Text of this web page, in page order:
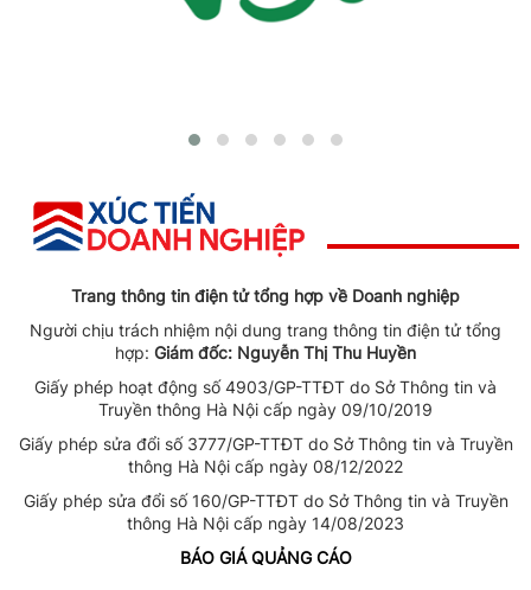
Trang thông tin điện tử tổng hợp về Doanh nghiệp
Người chịu trách nhiệm nội dung trang thông tin điện tử tổng
hợp: Giám đốc: Nguyễn Thị Thu Huyền
Giấy phép hoạt động số 4903/GP-TTĐT do Sở Thông tin và
Truyền thông Hà Nội cấp ngày 09/10/2019
Giấy phép sửa đổi số 3777/GP-TTĐT do Sở Thông tin và Truyền
thông Hà Nội cấp ngày 08/12/2022
Giấy phép sửa đổi số 160/GP-TTĐT do Sở Thông tin và Truyền
thông Hà Nội cấp ngày 14/08/2023
BÁO GIÁ QUẢNG CÁO